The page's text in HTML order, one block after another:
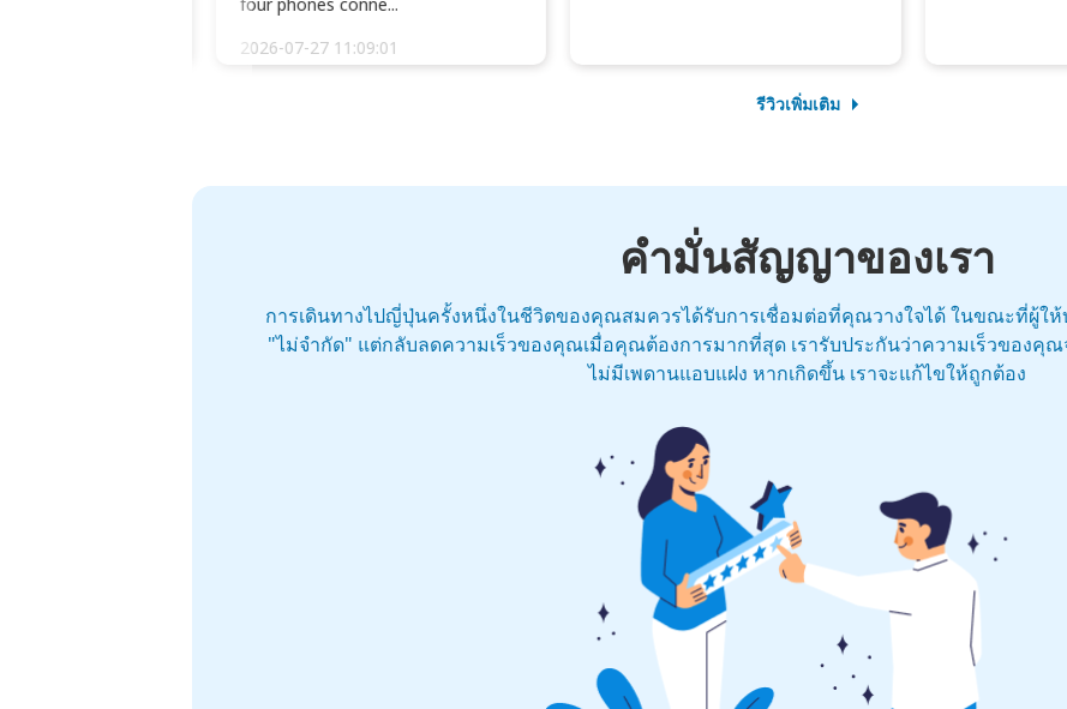
2026-07-27 11:09:01
รีวิวเพิ่มเติม
คำมั่นสัญญาของเรา
การเดินทางไปญี่ปุ่นครั้งหนึ่งในชีวิตของคุณสมควรได้รับการเชื่อมต่อที่คุณวางใจได้ ในขณะที่ผู้ใ
"ไม่จำกัด" แต่กลับลดความเร็วของคุณเมื่อคุณต้องการมากที่สุด เรารับประกันว่าความเร็วของคุณ
ไม่มีเพดานแอบแฝง หากเกิดขึ้น เราจะแก้ไขให้ถูกต้อง